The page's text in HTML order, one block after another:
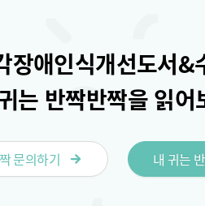
장애인식개선도서&
는 반짝반짝을 읽어
문의하기 내 귀는